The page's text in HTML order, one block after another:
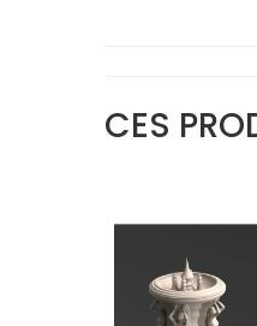
CES